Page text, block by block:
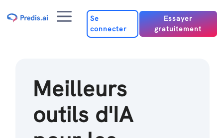
au
Menu
Se
connecter
Essayer
gratuitement
Meilleurs
outils d'IA